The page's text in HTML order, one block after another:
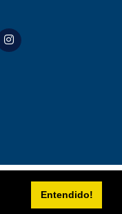
Entendido!